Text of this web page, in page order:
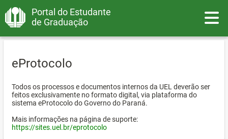
Portal do Estudante
de Graduação
eProtocolo
Todos os processos e documentos internos da UEL deverão ser
feitos exclusivamente no formato digital, via plataforma do
sistema eProtocolo do Governo do Paraná.
Mais informações na página de suporte:
https://sites.uel.br/eprotocolo